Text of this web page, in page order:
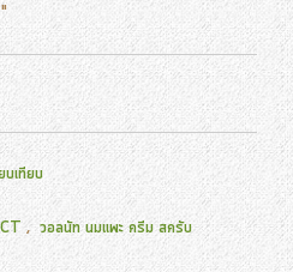
บเทียบ
, วอลนัท นมแพะ ครีม สครับ